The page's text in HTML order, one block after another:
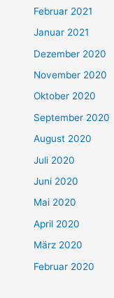
Februar 2021
Januar 2021
Dezember 2020
November 2020
Oktober 2020
September 2020
August 2020
Juli 2020
Juni 2020
Mai 2020
April 2020
März 2020
Februar 2020